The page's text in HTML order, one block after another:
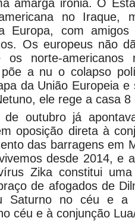
amarga ironia. O
no Iraque,
Europa, com
Os europeus não
os norte-americanos
a nu o colapso
da União Europeia e
ele rege a casa 8
outubro já
oposição direta à
das barragens em
desde 2014, e
Zika constitui
de afogados de
Saturno no céu e a
céu e à conjunção